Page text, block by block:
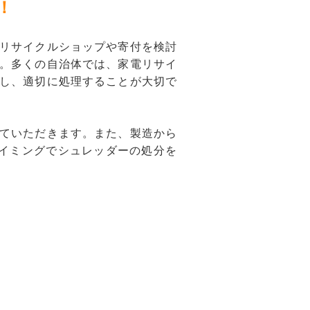
サイクルショップや寄付を検討
多くの自治体では、家電リサイ
、適切に処理することが大切で
いただきます。また、製造から
ミングでシュレッダーの処分を